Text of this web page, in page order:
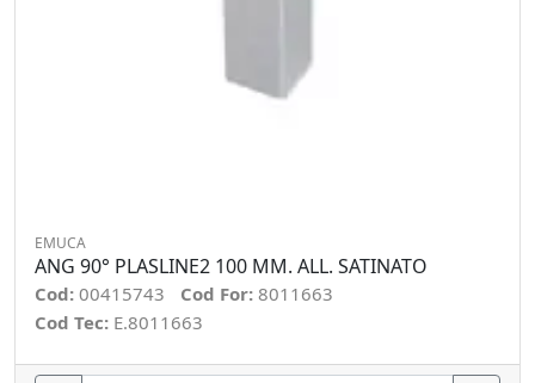
EMUCA
ANG 90° PLASLINE2 100 MM. ALL. SATINATO
Cod: 00415743 Cod For: 8011663
Cod Tec: E.8011663